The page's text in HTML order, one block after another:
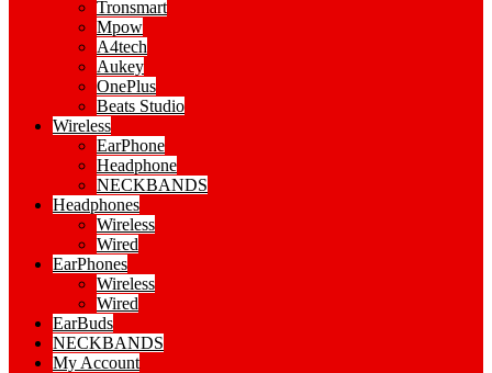
Tronsmart
Mpow
A4tech
Aukey
OnePlus
Beats Studio
Wireless
EarPhone
Headphone
NECKBANDS
Headphones
Wireless
Wired
EarPhones
Wireless
Wired
EarBuds
NECKBANDS
My Account